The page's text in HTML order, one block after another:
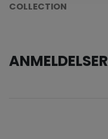
COLLECTION
ANMELDELSER